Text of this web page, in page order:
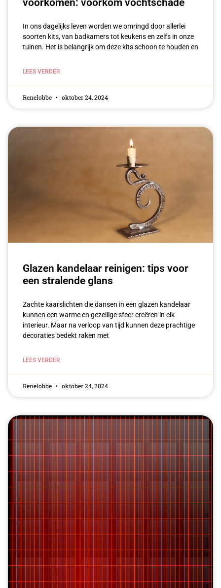
voorkomen: voorkom vochtschade
In ⁤ons ⁤dagelijks leven ‌worden we ​omringd door allerlei
soorten kits, van badkamers tot ‍keukens ‌en zelfs in onze
tuinen. Het⁣ is belangrijk om deze kits schoon ​te houden en​
LEES VERDER
Renelobbe oktober 24, 2024
Glazen kandelaar reinigen: tips voor
een stralende glans
Zachte kaarslichten die dansen in een glazen kandelaar⁢
kunnen een warme en gezellige sfeer creëren in elk
interieur. Maar na ⁤verloop van‍ tijd kunnen deze prachtige
decoraties‍ bedekt raken met
LEES VERDER
Renelobbe oktober 24, 2024